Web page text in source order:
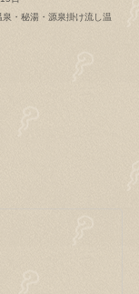
泉・秘湯・源泉掛け流し温